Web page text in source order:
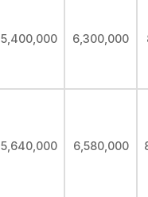
5,400,000 6,300,000
5,640,000 6,580,000